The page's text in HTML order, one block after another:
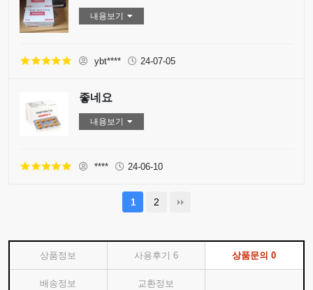
내용보기
ybt**** 24-07-05
좋네요
내용보기
**** 24-06-10
1 2
상품정보 사용후기 6 상품문의0
배송정보 교환정보